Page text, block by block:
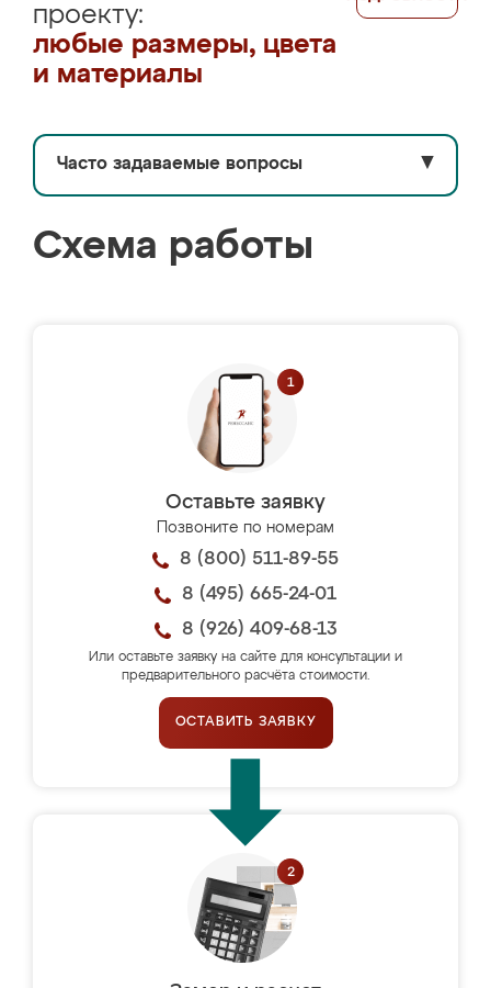
проекту:
любые размеры, цвета
и материалы
Часто задаваемые вопросы ▼
Схема работы
Оставьте заявку
Позвоните по номерам
8 (800) 511-89-55
8 (495) 665-24-01
8 (926) 409-68-13
Или оставьте заявку на сайте для консультации и
предварительного расчёта стоимости.
ОСТАВИТЬ ЗАЯВКУ